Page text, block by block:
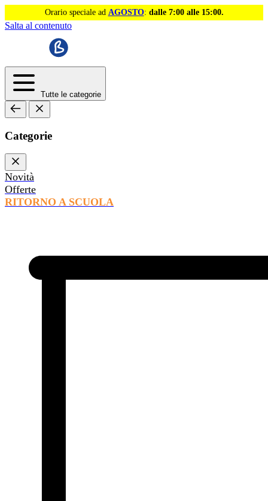
Orario speciale ad AGOSTO: dalle 7:00 alle 15:00.
Salta al contenuto
Tutte le categorie
Categorie
Novità
Offerte
RITORNO A SCUOLA